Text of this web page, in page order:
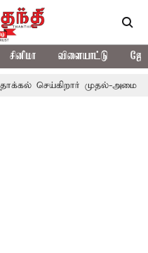
சினிமா விளையாட்டு
முதல்-அமைச்சர் ரங்கசாமி